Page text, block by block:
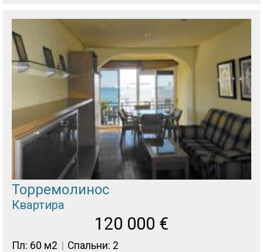
Торремолинос
Квартира
120 000 €
Пл: 60 м2 Спальни: 2